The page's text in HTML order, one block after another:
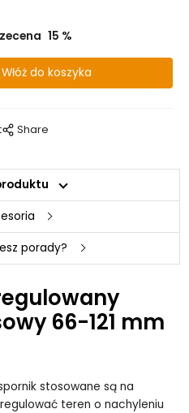
15 %
Share
porady?
66-121 mm
stosowane są na
teren o nachyleniu